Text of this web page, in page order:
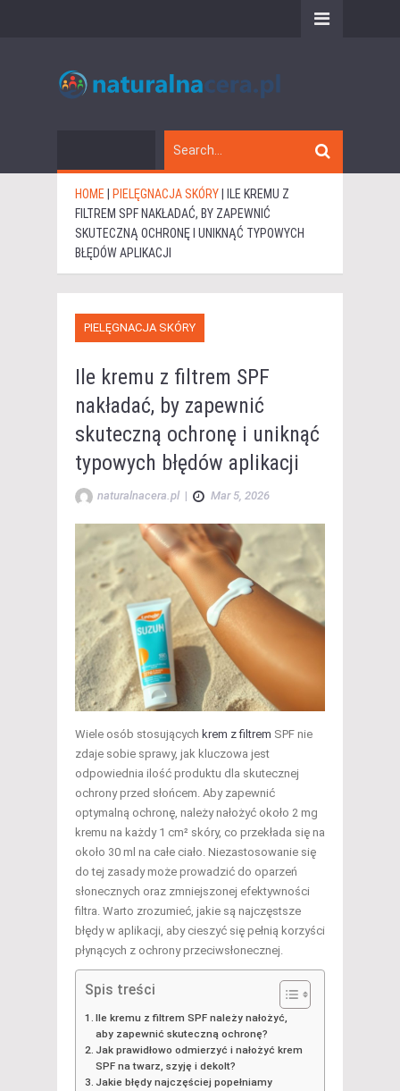
HOME PIELĘGNACJA SKÓRY
ILE KREMU Z
FILTREM SPF NAKŁADAĆ, BY ZAPEWNIĆ
SKUTECZNĄ OCHRONĘ I UNIKNĄĆ TYPOWYCH
BŁĘDÓW APLIKACJI
PIELĘGNACJA SKÓRY
Ile kremu z filtrem SPF
nakładać, by zapewnić
skuteczną ochronę i uniknąć
typowych błędów aplikacji
naturalnacera.pl | Mar 5, 2026
Wiele osób stosujących krem z filtrem SPF nie
zdaje sobie sprawy, jak kluczowa jest
odpowiednia ilość produktu dla skutecznej
ochrony przed słońcem. Aby zapewnić
optymalną ochronę, należy nałożyć około 2 mg
kremu na każdy 1 cm² skóry, co przekłada się na
około 30 ml na całe ciało. Niezastosowanie się
do tej zasady może prowadzić do oparzeń
słonecznych oraz zmniejszonej efektywności
filtra. Warto zrozumieć, jakie są najczęstsze
błędy w aplikacji, aby cieszyć się pełnią korzyści
płynących z ochrony przeciwsłonecznej.
Spis treści
Ile kremu z filtrem SPF należy nałożyć,
aby zapewnić skuteczną ochronę?
Jak prawidłowo odmierzyć i nałożyć krem
SPF na twarz, szyję i dekolt?
Jakie błędy najczęściej popełniamy